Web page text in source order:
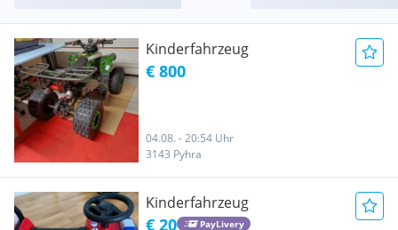
Kinderfahrzeug
€ 800
04.08. - 20:54 Uhr
3143 Pyhra
Kinderfahrzeug
€ 20 PayLivery